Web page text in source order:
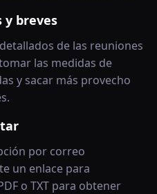
y breves
de las reuniones
las medidas de
y sacar más provecho
por correo
un enlace para
o TXT para obtener